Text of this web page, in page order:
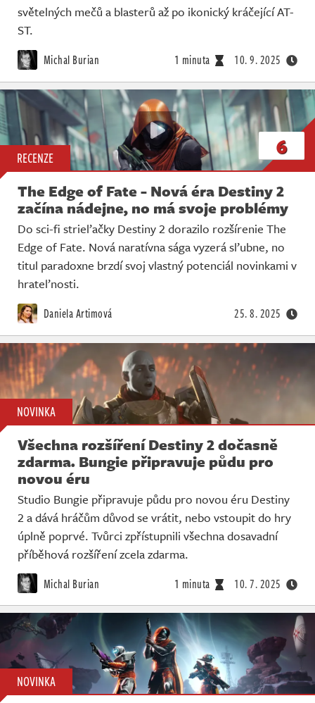
světelných mečů a blasterů až po ikonický kráčející AT-
ST.
Michal Burian 1 minuta 10. 9. 2025
RECENZE 6
The Edge of Fate - Nová éra Destiny 2
začína nádejne, no má svoje problémy
Do sci-fi strieľačky Destiny 2 dorazilo rozšírenie The
Edge of Fate. Nová naratívna sága vyzerá sľubne, no
titul paradoxne brzdí svoj vlastný potenciál novinkami v
hrateľnosti.
Daniela Artimová 25. 8. 2025
NOVINKA
Všechna rozšíření Destiny 2 dočasně
zdarma. Bungie připravuje půdu pro
novou éru
Studio Bungie připravuje půdu pro novou éru Destiny
2 a dává hráčům důvod se vrátit, nebo vstoupit do hry
úplně poprvé. Tvůrci zpřístupnili všechna dosavadní
příběhová rozšíření zcela zdarma.
Michal Burian 1 minuta 10. 7. 2025
NOVINKA